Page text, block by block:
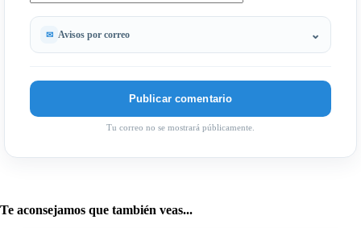
Avisos por correo
Tu correo no se mostrará públicamente.
Te aconsejamos que también veas...